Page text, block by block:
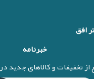
افق
خبرنامه
از تخفیفات و کالاهای جدید